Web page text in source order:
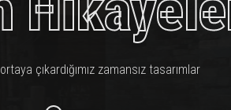
çıkardığımız zamansız tasarımlar